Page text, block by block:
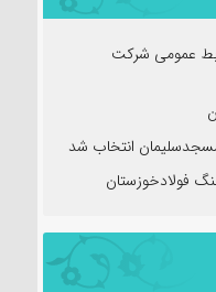
عمومی شرکت
انتخاب شد
فولادخوزستان